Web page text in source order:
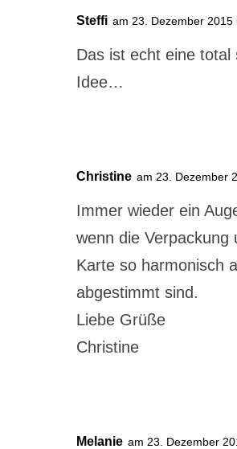
Steffi am 23. Dezember 2015
Das ist echt eine total
Idee…
Christine am 23. Dezember
Immer wieder ein
wenn die Verpackung
Karte so harmonisch
abgestimmt sind.
Liebe Grüße
Christine
Melanie am 23. Dezember